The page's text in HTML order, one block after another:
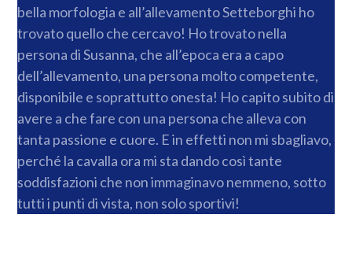
bella morfologia e all’allevamento Setteborghi ho
trovato quello che cercavo! Ho trovato nella
persona di Susanna, che all’epoca era a capo
dell’allevamento, una persona molto competente,
disponibile e soprattutto onesta! Ho capito subito di
avere a che fare con una persona che alleva con
tanta passione e cuore. E in effetti non mi sbagliavo,
perché la cavalla ora mi sta dando così tante
soddisfazioni che non immaginavo nemmeno, sotto
tutti i punti di vista, non solo sportivi!